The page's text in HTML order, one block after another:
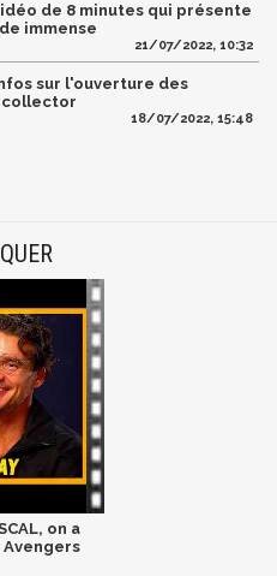
de 8 minutes qui présente
immense
21/07/2022, 10:32
sur l'ouverture des
collector
18/07/2022, 15:48
on a
Avengers